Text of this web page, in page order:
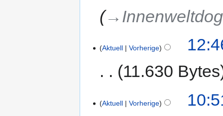
Aktuell Vorherige
11.630 Bytes
Aktuell Vorherige